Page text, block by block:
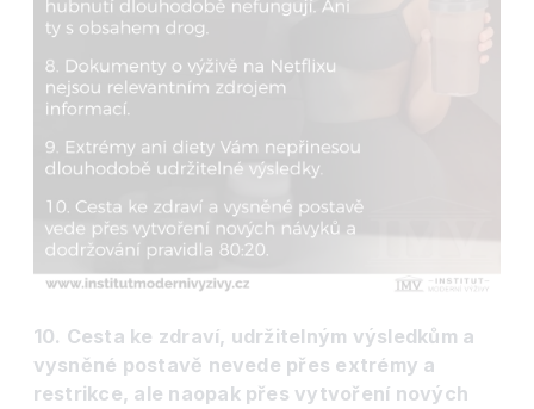
10. Cesta ke zdraví, udržitelným výsledkům a
vysněné postavě nevede přes extrémy a
restrikce, ale naopak přes vytvoření nových